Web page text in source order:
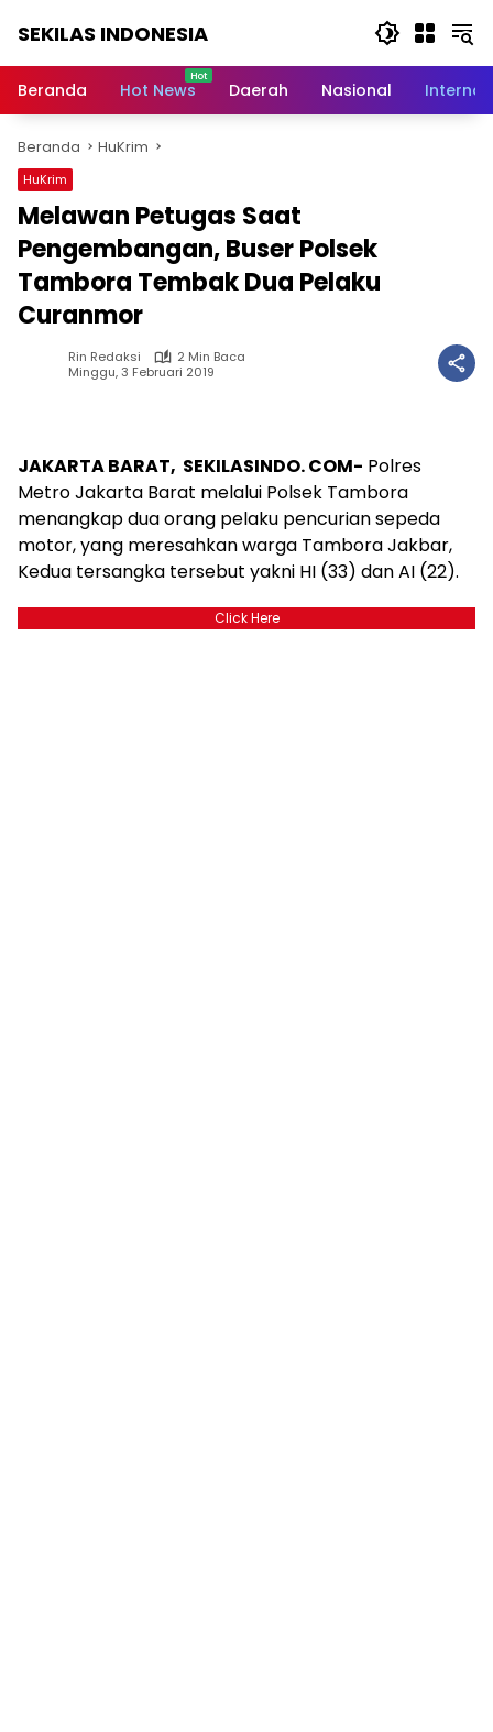
SEKILAS INDONESIA
Terkini,
Latest
World,
Headlines,
News
Today
Beranda Hot News Daerah Nasional
Beranda HuKrim
HuKrim
Melawan Petugas Saat
Pengembangan, Buser Polsek
Tambora Tembak Dua Pelaku
Curanmor
Rin Redaksi
2 Min Baca
Minggu, 3 Februari 2019
JAKARTA BARAT, SEKILASINDO. COM- Polres
Metro Jakarta Barat melalui Polsek Tambora
menangkap dua orang pelaku pencurian sepeda
motor, yang meresahkan warga Tambora Jakbar,
Kedua tersangka tersebut yakni HI (33) dan AI (22).
Click Here